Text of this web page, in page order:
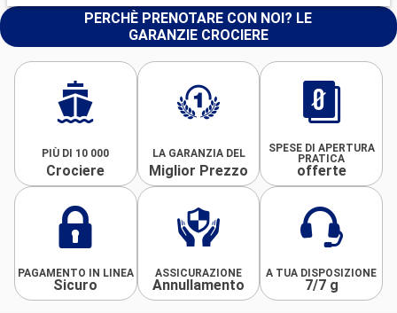
PERCHÈ PRENOTARE CON NOI? LE
GARANZIE CROCIERE
PIÙ DI 10 000
Crociere
LA GARANZIA DEL
Miglior Prezzo
SPESE DI APERTURA
PRATICA
offerte
PAGAMENTO IN LINEA
Sicuro
ASSICURAZIONE
Annullamento
A TUA DISPOSIZIONE
7/7 g